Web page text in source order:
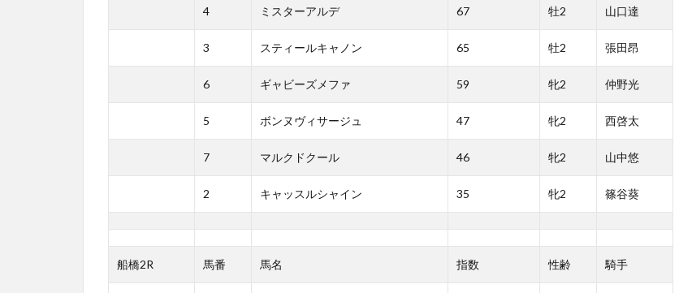
4 ミスターアルデ 67 牡2 山口達
3 スティールキャノン 65 牡2 張田昂
6 ギャビーズメファ 59 牝2 仲野光
5 ボンヌヴィサージュ 47 牝2 西啓太
7 マルクドクール 46 牝2 山中悠
2 キャッスルシャイン 35 牝2 篠谷葵
船橋2R 馬番 馬名 指数 性齢 騎手